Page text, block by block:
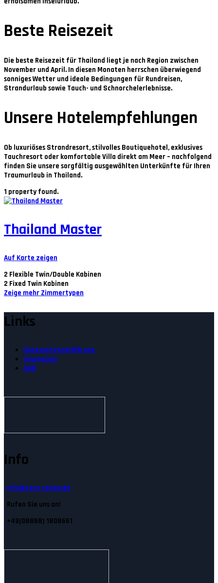
Beste Reisezeit
Die beste Reisezeit für Thailand liegt je nach Region zwischen
November und April. In diesen Monaten herrschen überwiegend
sonniges Wetter und ideale Bedingungen für Rundreisen,
Strandurlaub sowie Tauch- und Schnorchelerlebnisse.
Unsere Hotelempfehlungen
Ob luxuriöses Strandresort, stilvolles Boutiquehotel, exklusives
Tauchresort oder komfortable Villa direkt am Meer – nachfolgend
finden Sie unsere sorgfältig ausgewählten Unterkünfte für Ihren
Traumurlaub in Thailand.
1 property found.
Thailand Master
Auf Karte zeigen
2 Flexible Twin/Double Kabinen
2 Fixed Twin Kabinen
Zeige mehr Zimmertypen
Links
Datenschutzerklärung
Impressum
AGB
Info
Info@tecs-reisen.de
Rufen Sie uns an!
+49(08868) 1808661